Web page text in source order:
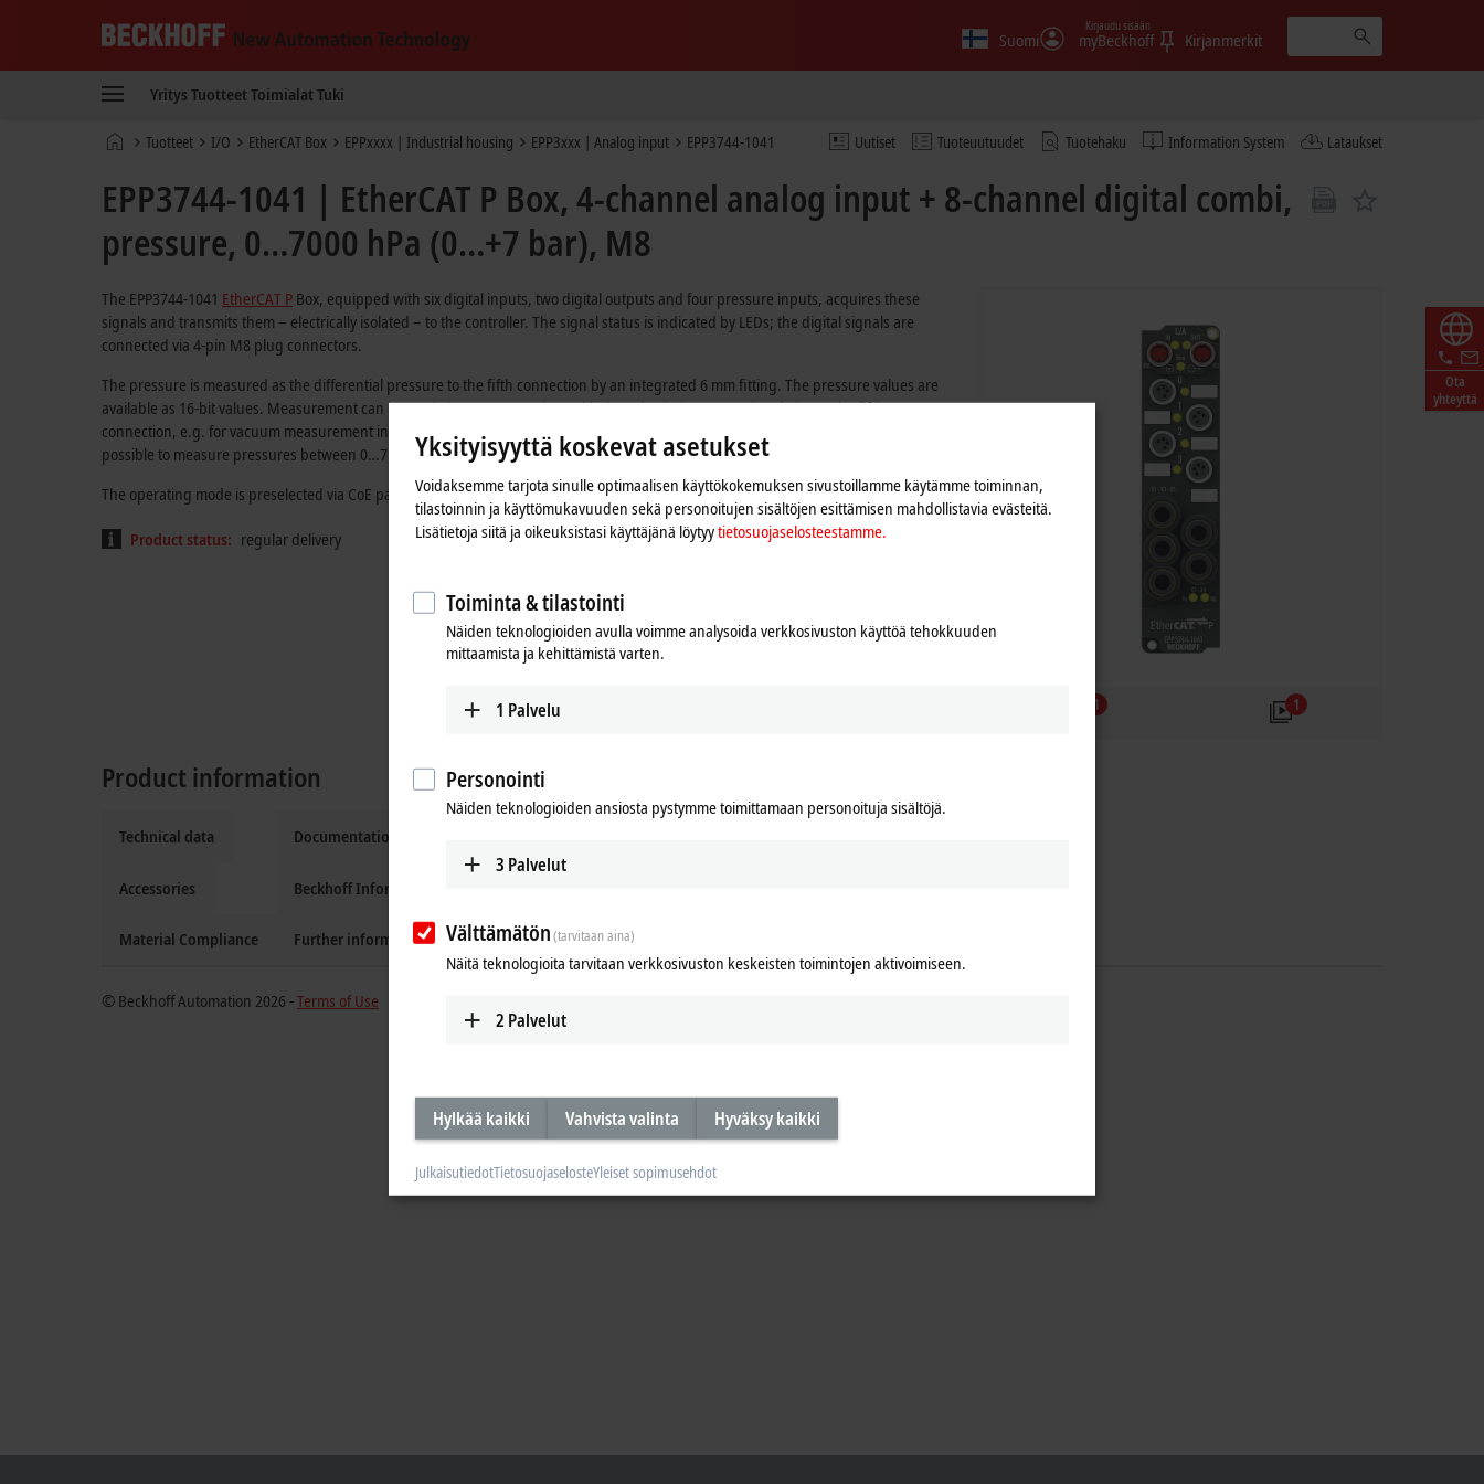
New
Technology
Suomi myBeckhoff
Kirjaudu sisään
Kirjanmerkit
Yritys Tuotteet Toimialat Tuki
Uutiset Tuoteuutuudet Tuotehaku Information System Lataukset
KotisivuTuotteet I/O EtherCAT Box EPPxxxx | Industrial housing EPP3xxx | Analog input EPP3744-1041
Ota
yhteyttä
EPP3744-1041 | EtherCAT P Box, 4-channel analog input + 8-channel digital combi,
pressure, 0…7000 hPa (0…+7 bar), M8
1 1
The EPP3744-1041 EtherCAT P Box, equipped with six digital inputs, two digital outputs and four pressure inputs, acquires these
signals and transmits them – electrically isolated – to the controller. The signal status is indicated by LEDs; the digital signals are
connected via 4-pin M8 plug connectors.
The pressure is measured as the differential pressure to the fifth connection by an integrated 6 mm fitting. The pressure values are
available as 16-bit values. Measurement can be made between -7…7 bar, with the value being output in relation to the fifth
connection, e.g. for vacuum measurement in relation to the ambient pressure at suction grippers. In absolute-pressure mode it is
possible to measure pressures between 0…7 bar.
The operating mode is preselected via CoE parameters. If the supply voltages fall below a certain level (< 18.5 V) a diagnostic bit is set.
Product status: regular delivery
Product information
Technical data
Accessories
Material Compliance
Documentation and downloads
Beckhoff Information System
Further information
© Beckhoff Automation 2026 -Terms of Use
Yksityisyyttä koskevat asetukset
Voidaksemme tarjota sinulle optimaalisen käyttökokemuksen sivustoillamme käytämme toiminnan,
tilastoinnin ja käyttömukavuuden sekä personoitujen sisältöjen esittämisen mahdollistavia evästeitä.
Lisätietoja siitä ja oikeuksistasi käyttäjänä löytyytietosuojaselosteestamme.
Toiminta & tilastointi
Näiden teknologioiden avulla voimme analysoida verkkosivuston käyttöä tehokkuuden
mittaamista ja kehittämistä varten.
1 Palvelu
Personointi
Näiden teknologioiden ansiosta pystymme toimittamaan personoituja sisältöjä.
3 Palvelut
Välttämätön(tarvitaan aina)
Näitä teknologioita tarvitaan verkkosivuston keskeisten toimintojen aktivoimiseen.
2 Palvelut
Hylkää kaikki Vahvista valinta Hyväksy kaikki
JulkaisutiedotTietosuojaselosteYleiset sopimusehdot